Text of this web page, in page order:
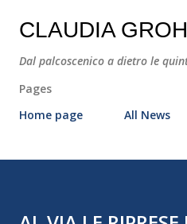
Passa ai
CLAUDIA
Dal palcoscenico a dietro le
Pages
Home page
All News